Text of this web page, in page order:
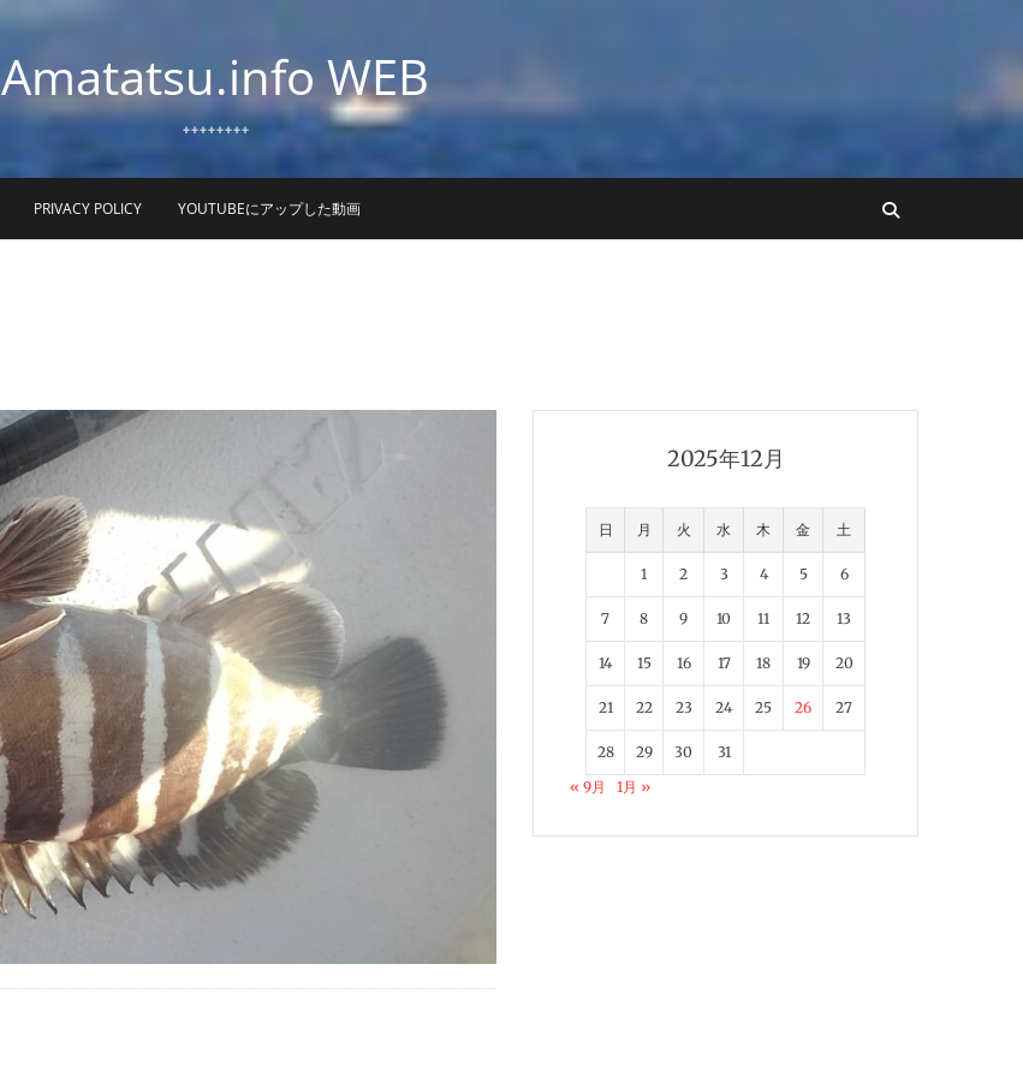
Amatatsu.info WEB
++++++++
PRIVACY POLICY YOUTUBEにアップした動画
2025年12月
日 月 火 水 木 金 土
1 2 3 4 5 6
7 8 9 10 11 12 13
14 15 16 17 18 19 20
21 22 23 24 25 26 27
28 29 30
31
« 9月
1月 »